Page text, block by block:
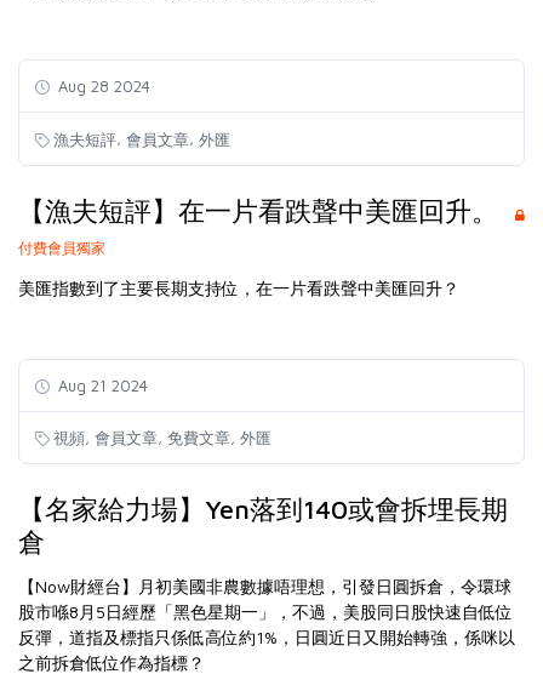
Aug 28 2024
漁夫短評, 會員文章, 外匯
【漁夫短評】在一片看跌聲中美匯回升。
付費會員獨家
美匯指數到了主要長期支持位，在一片看跌聲中美匯回升？
Aug 21 2024
視頻 會員文章 免費文章 外匯
【名家給力場】Yen落到140或會拆埋長期
倉
【Now財經台】月初美國非農數據唔理想，引發日圓拆倉，令環球
股市喺8月5日經歷「黑色星期一」，不過，美股同日股快速自低位
反彈，道指及標指只係低高位約1%，日圓近日又開始轉強，係咪以
之前拆倉低位作為指標？